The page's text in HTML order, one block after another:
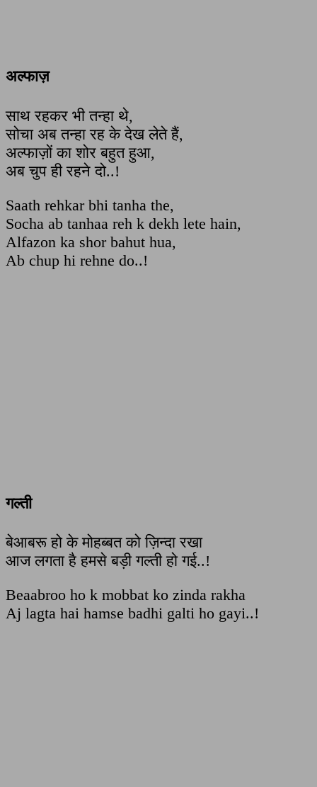
अल्फाज़
साथ रहकर भी तन्हा थे,
सोचा अब तन्हा रह के देख लेते हैं,
अल्फाज़ों का शोर बहुत हुआ,
अब चुप ही रहने दो..!
Saath rehkar bhi tanha the,
Socha ab tanhaa reh k dekh lete hain,
Alfazon ka shor bahut hua,
Ab chup hi rehne do..!
गल्ती
बेआबरू हो के मोहब्बत को ज़िन्दा रखा
आज लगता है हमसे बड़ी गल्ती हो गई..!
Beaabroo ho k mobbat ko zinda rakha
Aj lagta hai hamse badhi galti ho gayi..!